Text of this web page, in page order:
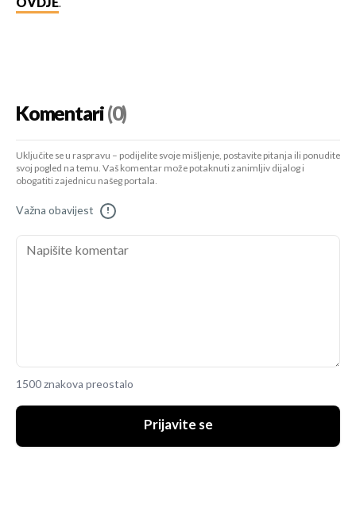
OVDJE.
Komentari(0)
Uključite se u raspravu – podijelite svoje mišljenje, postavite pitanja ili ponudite
svoj pogled na temu. Vaš komentar može potaknuti zanimljiv dijalog i
obogatiti zajednicu našeg portala.
Važna obavijest !
1500 znakova preostalo
Prijavite se